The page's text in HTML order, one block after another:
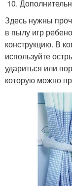
10.
Здесь нужны
в пылу игр
конструкцию. В
используйте
удариться или
которую можно